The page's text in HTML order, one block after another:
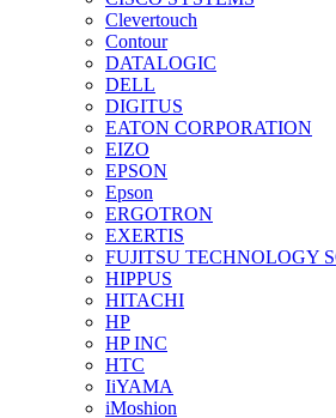
Clevertouch
Contour
DATALOGIC
DELL
DIGITUS
EATON CORPORATION
EIZO
EPSON
Epson
ERGOTRON
EXERTIS
FUJITSU TECHNOLOGY
HIPPUS
HITACHI
HP
HP INC
HTC
IiYAMA
iMoshion